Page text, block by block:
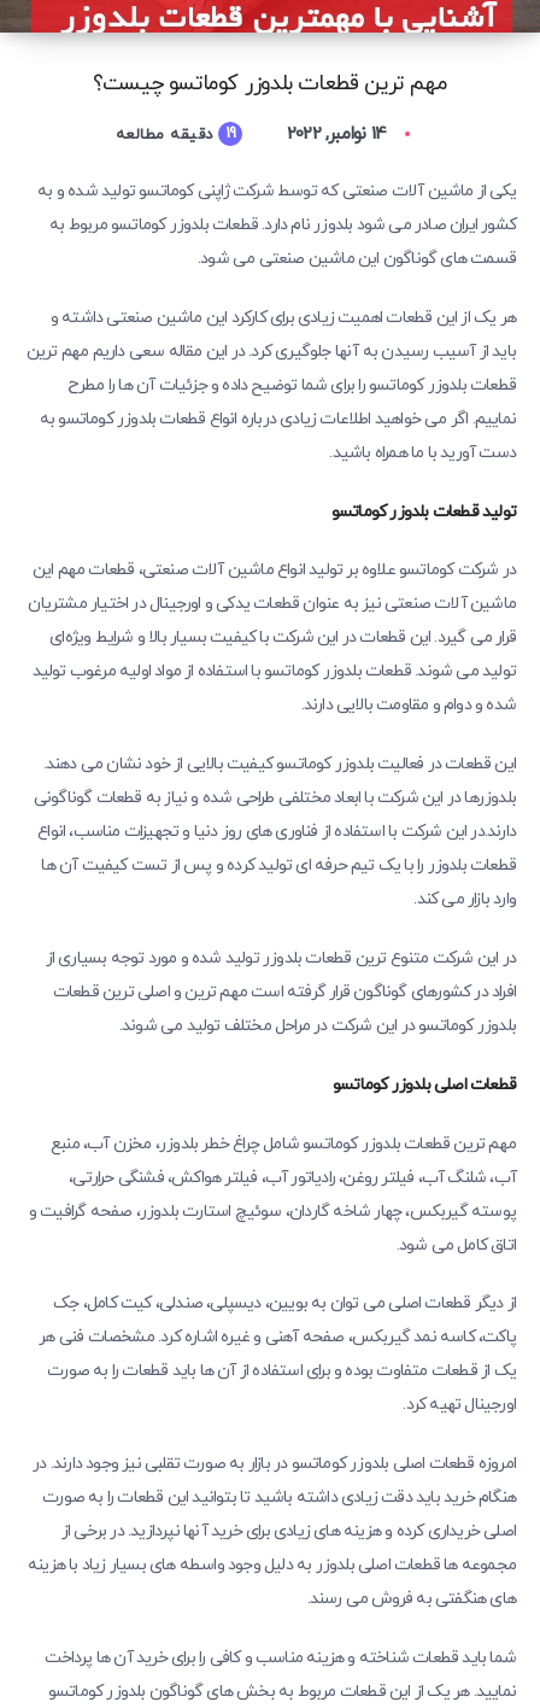
مهم ترین قطعات بلدوزر کوماتسو چیست؟
14 نوامبر, 2022 19 دقیقه مطالعه
یکی از ماشین‌ آلات صنعتی که توسط شرکت ژاپنی کوماتسو تولید شده و به
کشور ایران صادر می ‌شود بلدوزر نام دارد. قطعات بلدوزر کوماتسو مربوط به
قسمت‌ های گوناگون این ماشین صنعتی می شود.
هر یک از این قطعات اهمیت زیادی برای کارکرد این ماشین صنعتی داشته و
باید از آسیب رسیدن به آنها جلوگیری کرد. در این مقاله سعی داریم مهم ترین
قطعات بلدوزر کوماتسو را برای شما توضیح داده و جزئیات آن ها را مطرح
نماییم. اگر می ‌خواهید اطلاعات زیادی درباره انواع قطعات بلدوزر کوماتسو به
دست آورید با ما همراه باشید.
تولید قطعات بلدوزر کوماتسو
در شرکت کوماتسو علاوه بر تولید انواع ماشین ‌آلات صنعتی، قطعات مهم این
ماشین ‌آلات صنعتی نیز به عنوان قطعات یدکی و اورجینال در اختیار مشتریان
قرار می‌ گیرد. این قطعات در این شرکت با کیفیت بسیار بالا و شرایط ویژه‌ای
تولید می ‌شوند. قطعات بلدوزر کوماتسو با استفاده از مواد اولیه مرغوب تولید
شده و دوام و مقاومت بالایی دارند.
این قطعات در فعالیت بلدوزر کوماتسو کیفیت بالایی از خود نشان می‌ دهند.
بلدوزرها در این شرکت با ابعاد مختلفی طراحی شده و نیاز به قطعات گوناگونی
دارند.در این شرکت با استفاده از فناوری ‌های روز دنیا و تجهیزات مناسب، انواع
قطعات بلدوزر را با یک تیم حرفه ‌ای تولید کرده و پس از تست کیفیت آن‌ ها
وارد بازار می ‌کند.
در این شرکت متنوع ترین قطعات بلدوزر تولید شده و مورد توجه بسیاری از
افراد در کشورهای گوناگون قرار گرفته است‌ مهم ترین و اصلی ‌ترین قطعات
بلدوزر کوماتسو در این شرکت در مراحل مختلف تولید می‌ شوند.
قطعات اصلی بلدوزر کوماتسو
مهم ترین قطعات بلدوزر کوماتسو شامل چراغ خطر بلدوزر، مخزن آب، منبع
آب، شلنگ آب، فیلتر روغن، رادیاتور آب، فیلتر هواکش، فشنگی حرارتی،
پوسته گیربکس، چهار شاخه گاردان، سوئیچ استارت بلدوزر، صفحه گرافیت و
اتاق کامل می ‌شود.
از دیگر قطعات اصلی می ‌توان به بویین، دیسپلی، صندلی، کیت کامل، جک
پاکت، کاسه نمد گیربکس، صفحه آهنی و غیره اشاره کرد. مشخصات فنی هر
یک از قطعات متفاوت بوده و برای استفاده از آن ها باید قطعات را به صورت
اورجینال تهیه کرد.
امروزه قطعات اصلی بلدوزر کوماتسو در بازار به صورت تقلبی نیز وجود دارند. در
هنگام خرید باید دقت زیادی داشته باشید تا بتوانید این قطعات را به صورت
اصلی خریداری کرده و هزینه ‌های زیادی برای خرید آنها نپردازید. در برخی از
مجموعه ‌ها قطعات اصلی بلدوزر به دلیل وجود واسطه‌ های بسیار زیاد با هزینه‌
های هنگفتی به فروش می ‌رسند.
شما باید قطعات شناخته و هزینه مناسب و کافی را برای خرید آن ها پرداخت
نمایید. هر یک از این قطعات مربوط به بخش‌ های گوناگون بلدوزر کوماتسو